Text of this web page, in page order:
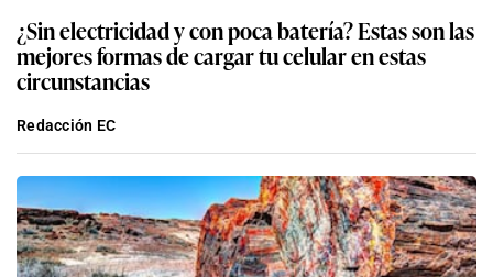
¿Sin electricidad y con poca batería? Estas son las
mejores formas de cargar tu celular en estas
circunstancias
Redacción EC